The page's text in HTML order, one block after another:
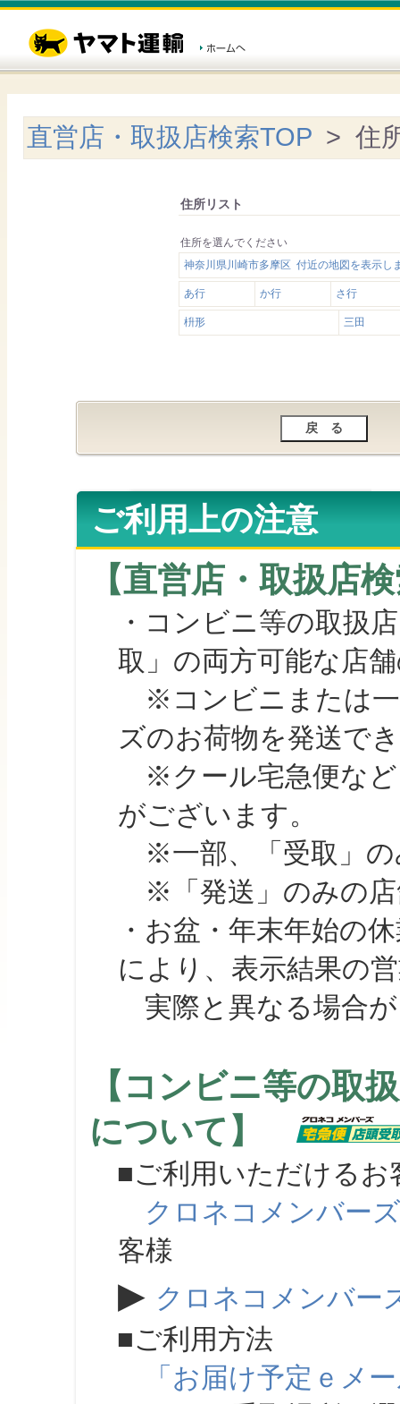
直営店・取扱店検索TOP > 住
住所リスト
住所を選んでください
神奈川県川崎市多摩区 付近の地図を表示し
あ行 か行 さ行
枡形 三田
ご利用上の注意
【直営店・取扱店
・コンビニ等の取扱
取」の両方可能な店
※コンビニまたは一
ズのお荷物を発送で
※クール宅急便など
がございます。
※一部、「受取」の
※「発送」のみの店
・お盆・年末年始の
により、表示結果の
実際と異なる場合が
【コンビニ等の取
について】
■ご利用いただけるお
クロネコメンバーズ
客様
▶ クロネコメンバー
■ご利用方法
「お届け予定ｅメ